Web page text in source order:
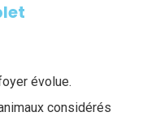
évolue.
considérés